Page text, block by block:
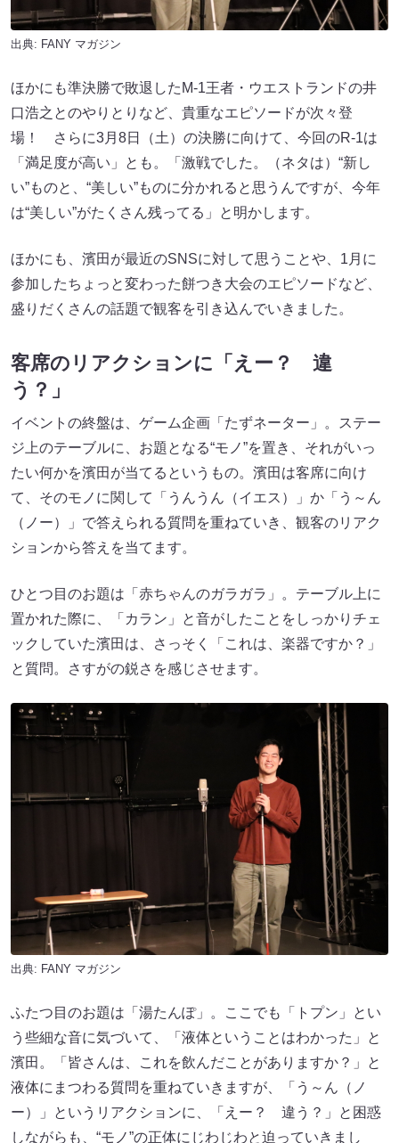
出典: FANY マガジン
ほかにも準決勝で敗退したM-1王者・ウエストランドの井
口浩之とのやりとりなど、貴重なエピソードが次々登
場！ さらに3月8日（土）の決勝に向けて、今回のR-1は
「満足度が高い」とも。「激戦でした。（ネタは）“新し
い”ものと、“美しい”ものに分かれると思うんですが、今年
は“美しい”がたくさん残ってる」と明かします。
ほかにも、濱田が最近のSNSに対して思うことや、1月に
参加したちょっと変わった餅つき大会のエピソードなど、
盛りだくさんの話題で観客を引き込んでいきました。
客席のリアクションに「えー？ 違
う？」
イベントの終盤は、ゲーム企画「たずネーター」。ステー
ジ上のテーブルに、お題となる“モノ”を置き、それがいっ
たい何かを濱田が当てるというもの。濱田は客席に向け
て、そのモノに関して「うんうん（イエス）」か「う～ん
（ノー）」で答えられる質問を重ねていき、観客のリアク
ションから答えを当てます。
ひとつ目のお題は「赤ちゃんのガラガラ」。テーブル上に
置かれた際に、「カラン」と音がしたことをしっかりチェ
ックしていた濱田は、さっそく「これは、楽器ですか？」
と質問。さすがの鋭さを感じさせます。
出典: FANY マガジン
ふたつ目のお題は「湯たんぽ」。ここでも「トプン」とい
う些細な音に気づいて、「液体ということはわかった」と
濱田。「皆さんは、これを飲んだことがありますか？」と
液体にまつわる質問を重ねていきますが、「う～ん（ノ
ー）」というリアクションに、「えー？ 違う？」と困惑
しながらも、“モノ”の正体にじわじわと迫っていきまし